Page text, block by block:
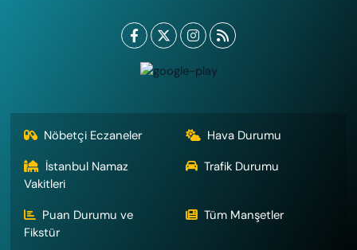
Nöbetçi Eczaneler
Hava Durumu
İstanbul Namaz
Vakitleri
Trafik Durumu
Puan Durumu ve
Fikstür
Tüm Manşetler